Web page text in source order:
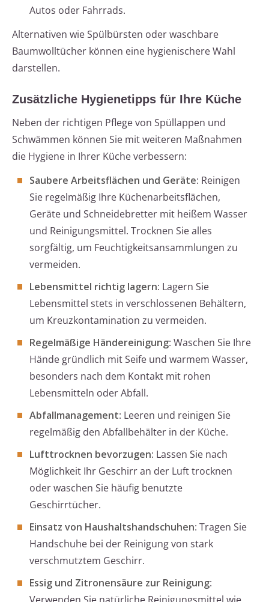
Autos oder Fahrrads.
Alternativen wie Spülbürsten oder waschbare
Baumwolltücher können eine hygienischere Wahl
darstellen.
Zusätzliche Hygienetipps für Ihre Küche
Neben der richtigen Pflege von Spüllappen und
Schwämmen können Sie mit weiteren Maßnahmen
die Hygiene in Ihrer Küche verbessern:
Saubere Arbeitsflächen und Geräte: Reinigen
Sie regelmäßig Ihre Küchenarbeitsflächen,
Geräte und Schneidebretter mit heißem Wasser
und Reinigungsmittel. Trocknen Sie alles
sorgfältig, um Feuchtigkeitsansammlungen zu
vermeiden.
Lebensmittel richtig lagern: Lagern Sie
Lebensmittel stets in verschlossenen Behältern,
um Kreuzkontamination zu vermeiden.
Regelmäßige Händereinigung: Waschen Sie Ihre
Hände gründlich mit Seife und warmem Wasser,
besonders nach dem Kontakt mit rohen
Lebensmitteln oder Abfall.
Abfallmanagement: Leeren und reinigen Sie
regelmäßig den Abfallbehälter in der Küche.
Lufttrocknen bevorzugen: Lassen Sie nach
Möglichkeit Ihr Geschirr an der Luft trocknen
oder waschen Sie häufig benutzte
Geschirrtücher.
Einsatz von Haushaltshandschuhen: Tragen Sie
Handschuhe bei der Reinigung von stark
verschmutztem Geschirr.
Essig und Zitronensäure zur Reinigung: